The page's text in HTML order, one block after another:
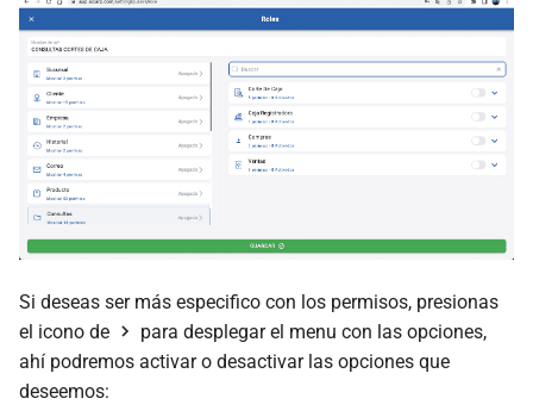
Si deseas ser más especifico con los permisos, presionas
el icono de
para desplegar el menu con las opciones,
ahí podremos activar o desactivar las opciones que
deseemos: